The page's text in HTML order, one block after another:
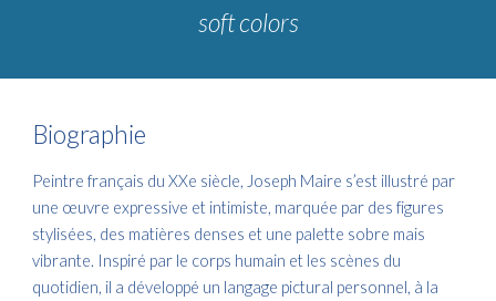
soft colors
Biographie
Peintre français du XXe siècle, Joseph Maire s’est illustré par
une œuvre expressive et intimiste, marquée par des figures
stylisées, des matières denses et une palette sobre mais
vibrante. Inspiré par le corps humain et les scènes du
quotidien, il a développé un langage pictural personnel, à la